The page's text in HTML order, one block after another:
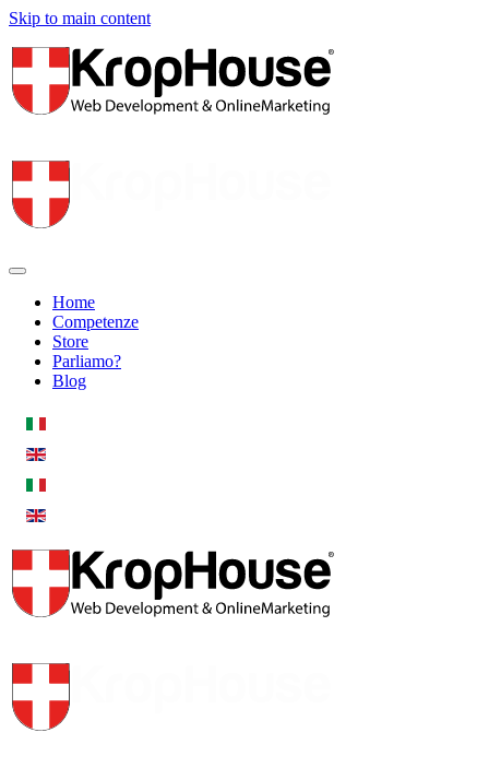
Skip to main content
Home
Competenze
Store
Parliamo?
Blog